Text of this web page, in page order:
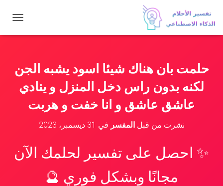
ب
ا
حلمت بان هناك شيئا اسود يشبه الجن
لكنه بدون راس دخل المنزل و ينادي
عاشق عاشق و انا خفت و هربت
نشرت من قبلالمفسر في 31 ديسمبر، 2023
✨ احصل على تفسير لحلمك الآن
مجانًا وبشكل فوري 🔮